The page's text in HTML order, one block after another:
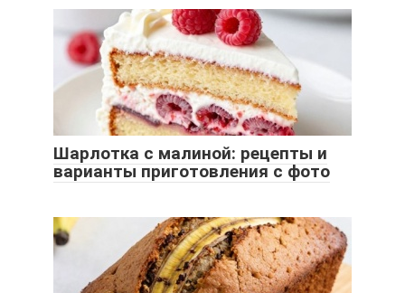
Шарлотка с малиной: рецепты и
варианты приготовления с фото